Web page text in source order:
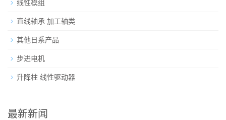
线性模组
直线轴承 加工轴类
其他日系产品
步进电机
升降柱 线性驱动器
最新新闻